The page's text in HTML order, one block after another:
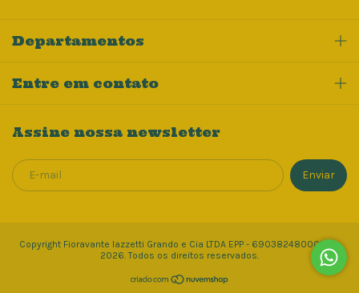
Departamentos
Entre em contato
Assine nossa newsletter
Copyright Fioravante Iazzetti Grando e Cia LTDA EPP - 69038248000148 -
2026. Todos os direitos reservados.